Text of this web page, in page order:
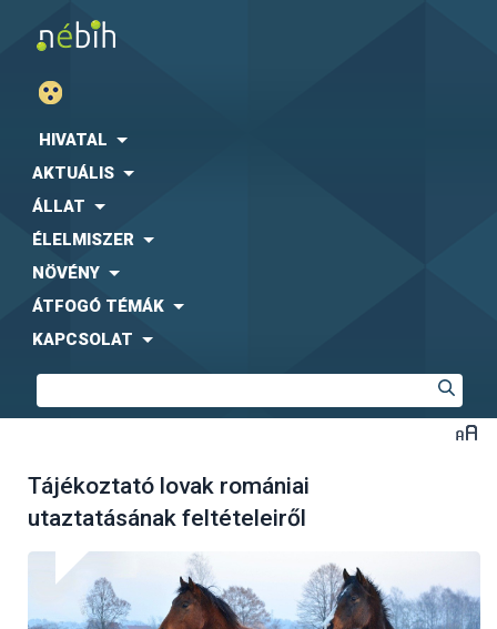
HIVATAL
AKTUÁLIS
ÁLLAT
ÉLELMISZER
NÖVÉNY
ÁTFOGÓ TÉMÁK
KAPCSOLAT
Tájékoztató lovak romániai
utaztatásának feltételeiről